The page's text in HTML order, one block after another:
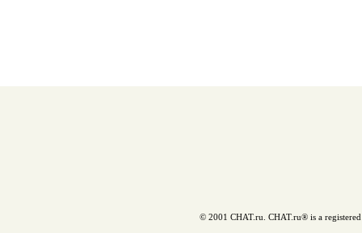
© 2001 CHAT.ru. CHAT.ru® is a